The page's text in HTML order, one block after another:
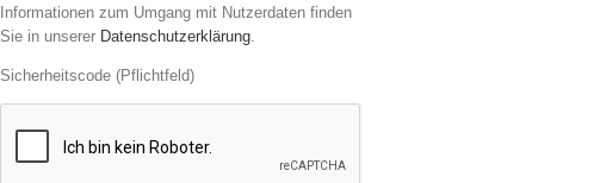
Informationen zum Umgang mit Nutzerdaten finden
Sie in unserer Datenschutzerklärung.
Sicherheitscode (Pflichtfeld)